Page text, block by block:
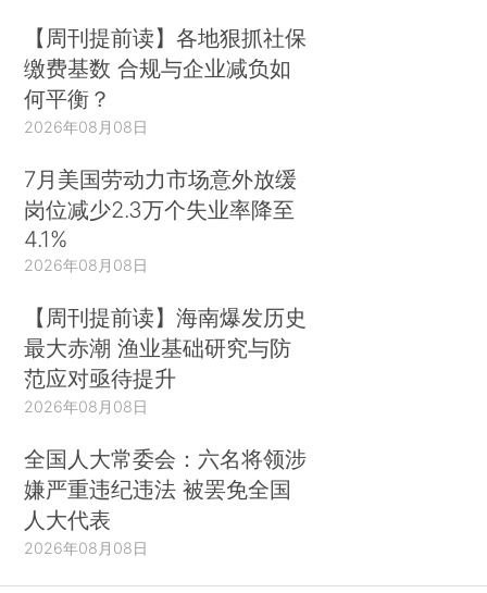
【周刊提前读】各地狠抓社保
缴费基数 合规与企业减负如
何平衡？
2026年08月08日
7月美国劳动力市场意外放缓
岗位减少2.3万个失业率降至
4.1%
2026年08月08日
【周刊提前读】海南爆发历史
最大赤潮 渔业基础研究与防
范应对亟待提升
2026年08月08日
全国人大常委会：六名将领涉
嫌严重违纪违法 被罢免全国
人大代表
2026年08月08日